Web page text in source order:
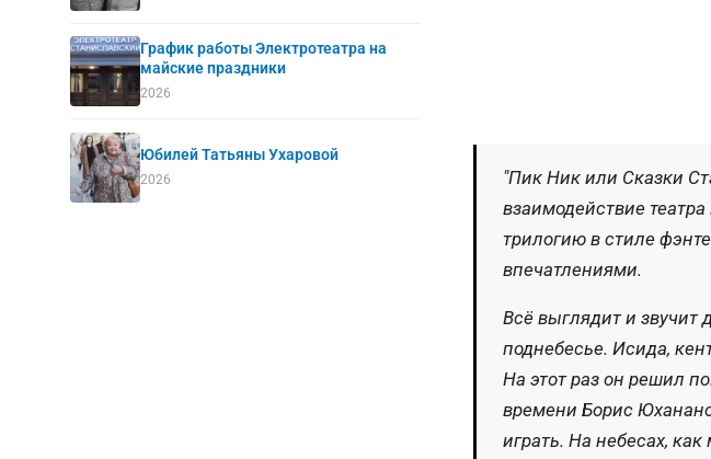
График работы Электротеатра на
майские праздники
2026
Юбилей Татьяны Ухаровой
2026 "Пик Ник или Сказки
взаимодействие
трилогию в стиле
впечатлениями.
Всё выглядит и звучит
поднебесье. Исида,
На этот раз он решил
времени Борис
играть. На небесах,